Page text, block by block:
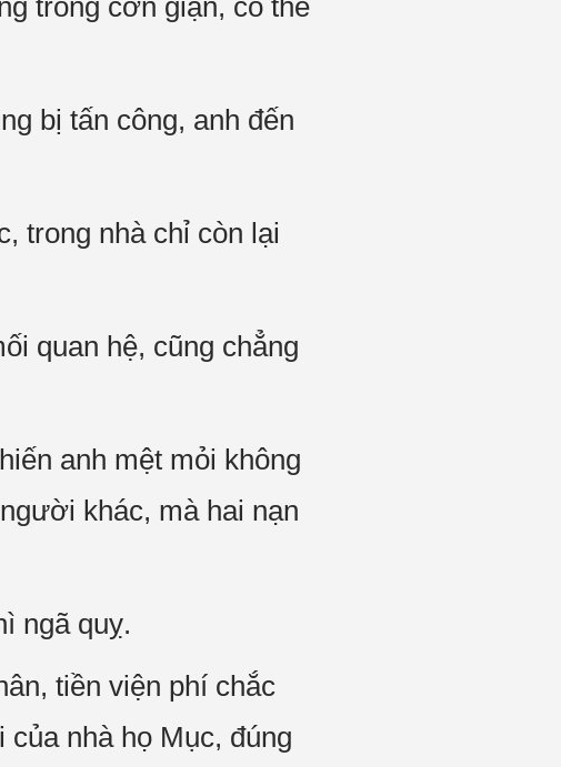
trong cơn giận, có thể
bị tấn công, anh đến
trong nhà chỉ còn lại
quan hệ, cũng chẳng
anh mệt mỏi không
khác, mà hai nạn
ngã quỵ.
tiền viện phí chắc
nhà họ Mục, đúng